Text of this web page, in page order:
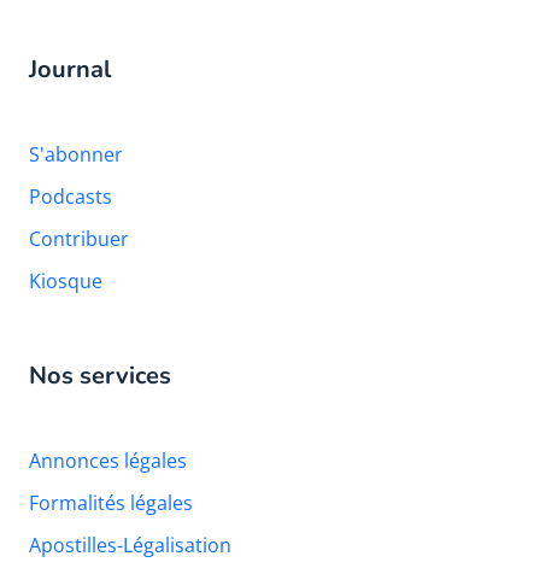
Journal
S'abonner
Podcasts
Contribuer
Kiosque
Nos services
Annonces légales
Formalités légales
Apostilles-Légalisation